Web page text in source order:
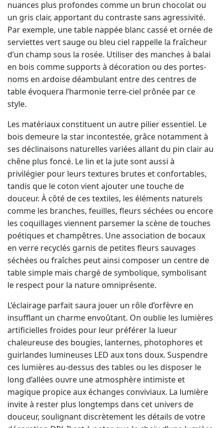
nuances plus profondes comme un brun chocolat ou
un gris clair, apportant du contraste sans agressivité.
Par exemple, une table nappée blanc cassé et ornée de
serviettes vert sauge ou bleu ciel rappelle la fraîcheur
d’un champ sous la rosée. Utiliser des manches à balai
en bois comme supports à décoration ou des portes-
noms en ardoise déambulant entre des centres de
table évoquera l’harmonie terre-ciel prônée par ce
style.
Les matériaux constituent un autre pilier essentiel. Le
bois demeure la star incontestée, grâce notamment à
ses déclinaisons naturelles variées allant du pin clair au
chêne plus foncé. Le lin et la jute sont aussi à
privilégier pour leurs textures brutes et confortables,
tandis que le coton vient ajouter une touche de
douceur. À côté de ces textiles, les éléments naturels
comme les branches, feuilles, fleurs séchées ou encore
les coquillages viennent parsemer la scène de touches
poétiques et champêtres. Une association de bocaux
en verre recyclés garnis de petites fleurs sauvages
séchées ou fraîches peut ainsi composer un centre de
table simple mais chargé de symbolique, symbolisant
le respect pour la nature omniprésente.
L’éclairage parfait saura jouer un rôle d’orfèvre en
insufflant un charme envoûtant. On oublie les lumières
artificielles froides pour leur préférer la lueur
chaleureuse des bougies, lanternes, photophores et
guirlandes lumineuses LED aux tons doux. Suspendre
ces lumières au-dessus des tables ou les disposer le
long d’allées ouvre une atmosphère intimiste et
magique propice aux échanges conviviaux. La lumière
invite à rester plus longtemps dans cet univers de
douceur, soulignant discrètement les détails de votre